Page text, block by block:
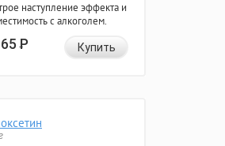
наступление эффекта и
с алкоголем.
Р Купить